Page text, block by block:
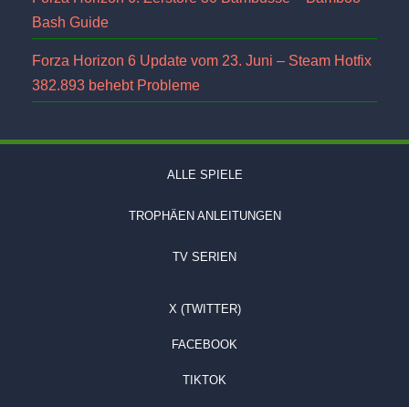
Bash Guide
Forza Horizon 6 Update vom 23. Juni – Steam Hotfix
382.893 behebt Probleme
ALLE SPIELE
TROPHÄEN ANLEITUNGEN
TV SERIEN
X (TWITTER)
FACEBOOK
TIKTOK